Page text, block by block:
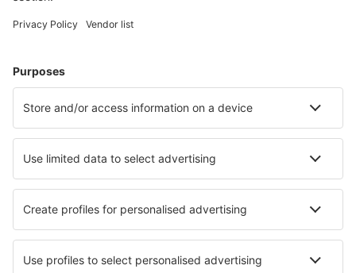
Planifică-ți călătoria
Bilete de avion
Zbor+Hotel
Află mai multe
Companii aeriene
Wizz Air